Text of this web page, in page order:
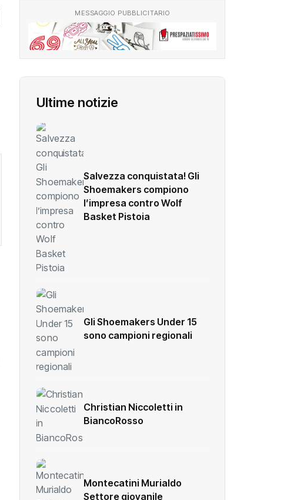
MESSAGGIO PUBBLICITARIO
Ultime notizie
Salvezza conquistata! Gli
Shoemakers compiono
l’impresa contro Wolf
Basket Pistoia
Gli Shoemakers Under 15
sono campioni regionali
Christian Niccoletti in
BiancoRosso
Montecatini Murialdo
Settore giovanile